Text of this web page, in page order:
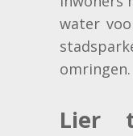
water
omringen.
Lier